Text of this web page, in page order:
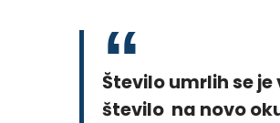
Število umrlih se
število na novo